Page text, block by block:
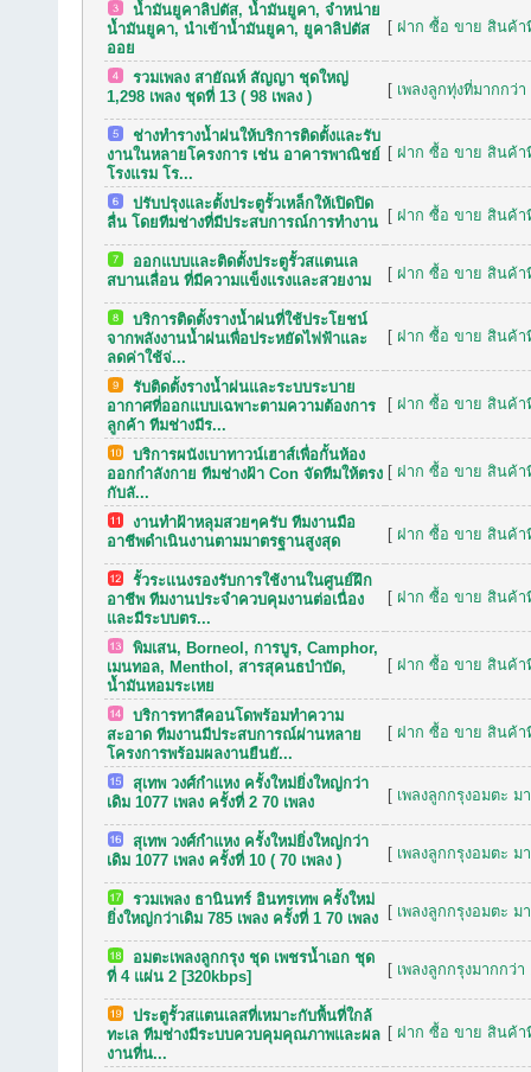
น้ำมันยูคาลิปตัส, น้ำมันยูคา, จำหน่าย
น้ำมันยูคา, นำเข้าน้ำมันยูคา, ยูคาลิปตัส
ออย
[ ฝาก ซื้อ ขาย สินค้า
รวมเพลง สายัณห์ สัญญา ชุดใหญ่
1,298 เพลง ชุดที่ 13 ( 98 เพลง )
[ เพลงลูกทุ่งที่มากกว่า
ช่างทำรางน้ำฝนให้บริการติดตั้งและรับ
งานในหลายโครงการ เช่น อาคารพาณิชย์
โรงแรม โร...
[ ฝาก ซื้อ ขาย สินค้า
ปรับปรุงและตั้งประตูรั้วเหล็กให้เปิดปิด
ลื่น โดยทีมช่างที่มีประสบการณ์การทำงาน
[ ฝาก ซื้อ ขาย สินค้า
ออกแบบและติดตั้งประตูรั้วสแตนเล
สบานเลื่อน ที่มีความแข็งแรงและสวยงาม
[ ฝาก ซื้อ ขาย สินค้า
บริการติดตั้งรางน้ำฝนที่ใช้ประโยชน์
จากพลังงานน้ำฝนเพื่อประหยัดไฟฟ้าและ
ลดค่าใช้จ่...
[ ฝาก ซื้อ ขาย สินค้า
รับติดตั้งรางน้ำฝนและระบบระบาย
อากาศที่ออกแบบเฉพาะตามความต้องการ
ลูกค้า ทีมช่างมีร...
[ ฝาก ซื้อ ขาย สินค้า
บริการผนังเบาทาวน์เฮาส์เพื่อกั้นห้อง
ออกกำลังกาย ทีมช่างฝ้า Con จัดทีมให้ตรง
กับลั...
[ ฝาก ซื้อ ขาย สินค้า
งานทำฝ้าหลุมสวยๆครับ ทีมงานมือ
อาชีพดำเนินงานตามมาตรฐานสูงสุด
[ ฝาก ซื้อ ขาย สินค้า
รั้วระแนงรองรับการใช้งานในศูนย์ฝึก
อาชีพ ทีมงานประจำควบคุมงานต่อเนื่อง
และมีระบบตร...
[ ฝาก ซื้อ ขาย สินค้า
พิมเสน, Borneol, การบูร, Camphor,
เมนทอล, Menthol, สารสุคนธบำบัด,
น้ำมันหอมระเหย
[ ฝาก ซื้อ ขาย สินค้า
บริการทาสีคอนโดพร้อมทำความ
สะอาด ทีมงานมีประสบการณ์ผ่านหลาย
โครงการพร้อมผลงานยืนยั...
[ ฝาก ซื้อ ขาย สินค้า
สุเทพ วงศ์กำแหง ครั้งใหม่ยิ่งใหญ่กว่า
เดิม 1077 เพลง ครั้งที่ 2 70 เพลง
[ เพลงลูกกรุงอมตะ ม
สุเทพ วงศ์กำแหง ครั้งใหม่ยิ่งใหญ่กว่า
เดิม 1077 เพลง ครั้งที่ 10 ( 70 เพลง )
[ เพลงลูกกรุงอมตะ ม
รวมเพลง ธานินทร์ อินทรเทพ ครั้งใหม่
ยิ่งใหญ่กว่าเดิม 785 เพลง ครั้งที่ 1 70 เพลง
[ เพลงลูกกรุงอมตะ ม
อมตะเพลงลูกกรุง ชุด เพชรน้ำเอก ชุด
ที่ 4 แผ่น 2 [320kbps]
[ เพลงลูกกรุงมากกว่
ประตูรั้วสแตนเลสที่เหมาะกับพื้นที่ใกล้
ทะเล ทีมช่างมีระบบควบคุมคุณภาพและผล
งานที่น...
[ ฝาก ซื้อ ขาย สินค้า